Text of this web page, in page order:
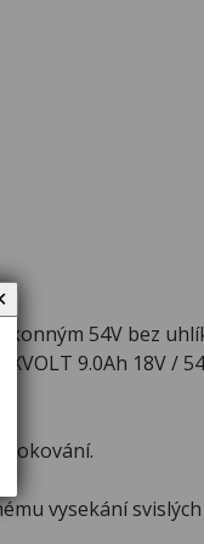
54V bez
9.0Ah 18V /
vysekání